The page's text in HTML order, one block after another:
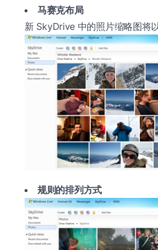
马赛克布局
新 SkyDrive 中的照片缩略图将
规则的排列方式